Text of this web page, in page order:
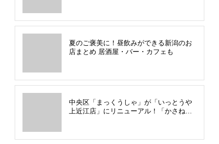
夏のご褒美に！昼飲みができる新潟のお
店まとめ 居酒屋・バー・カフェも
中央区「まっくうしゃ」が「いっとうや
上近江店」にリニューアル！「かさね